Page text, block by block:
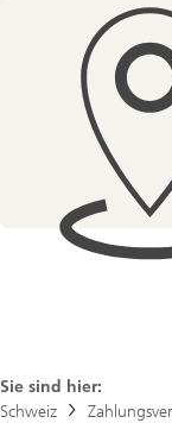
Sie sind hier:
Schweiz